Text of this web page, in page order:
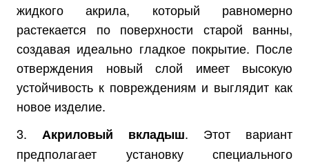
жидкого акрила, который равномерно
растекается по поверхности старой ванны,
создавая идеально гладкое покрытие. После
отверждения новый слой имеет высокую
устойчивость к повреждениям и выглядит как
новое изделие.
3. Акриловый вкладыш. Этот вариант
предполагает установку специального